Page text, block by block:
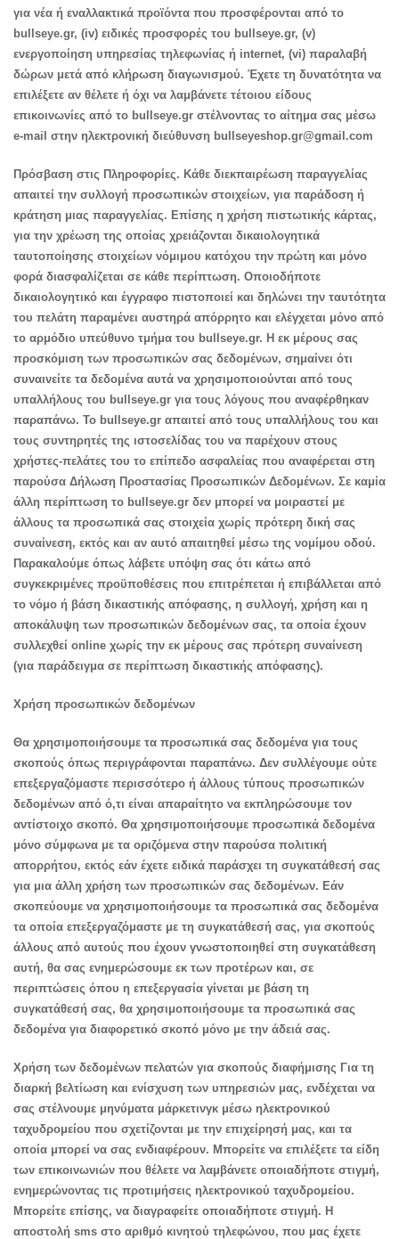
για νέα ή εναλλακτικά προϊόντα που προσφέρονται από το
bullseye.gr, (iv) ειδικές προσφορές του bullseye.gr, (v)
ενεργοποίηση υπηρεσίας τηλεφωνίας ή internet, (vi) παραλαβή
δώρων μετά από κλήρωση διαγωνισμού. Έχετε τη δυνατότητα να
επιλέξετε αν θέλετε ή όχι να λαμβάνετε τέτοιου είδους
επικοινωνίες από το bullseye.gr στέλνοντας το αίτημα σας μέσω
e-mail στην ηλεκτρονική διεύθυνση bullseyeshop.gr@gmail.com
Πρόσβαση στις Πληροφορίες. Κάθε διεκπαιρέωση παραγγελίας
απαιτεί την συλλογή προσωπικών στοιχείων, για παράδοση ή
κράτηση μιας παραγγελίας. Επίσης η χρήση πιστωτικής κάρτας,
για την χρέωση της οποίας χρειάζονται δικαιολογητικά
ταυτοποίησης στοιχείων νόμιμου κατόχου την πρώτη και μόνο
φορά διασφαλίζεται σε κάθε περίπτωση. Οποιοδήποτε
δικαιολογητικό και έγγραφο πιστοποιεί και δηλώνει την ταυτότητα
του πελάτη παραμένει αυστηρά απόρρητο και ελέγχεται μόνο από
το αρμόδιο υπεύθυνο τμήμα του bullseye.gr. Η εκ μέρους σας
προσκόμιση των προσωπικών σας δεδομένων, σημαίνει ότι
συναινείτε τα δεδομένα αυτά να χρησιμοποιούνται από τους
υπαλλήλους του bullseye.gr για τους λόγους που αναφέρθηκαν
παραπάνω. Το bullseye.gr απαιτεί από τους υπαλλήλους του και
τους συντηρητές της ιστοσελίδας του να παρέχουν στους
χρήστες-πελάτες του το επίπεδο ασφαλείας που αναφέρεται στη
παρούσα Δήλωση Προστασίας Προσωπικών Δεδομένων. Σε καμία
άλλη περίπτωση το bullseye.gr δεν μπορεί να μοιραστεί με
άλλους τα προσωπικά σας στοιχεία χωρίς πρότερη δική σας
συναίνεση, εκτός και αν αυτό απαιτηθεί μέσω της νομίμου οδού.
Παρακαλούμε όπως λάβετε υπόψη σας ότι κάτω από
συγκεκριμένες προϋποθέσεις που επιτρέπεται ή επιβάλλεται από
το νόμο ή βάση δικαστικής απόφασης, η συλλογή, χρήση και η
αποκάλυψη των προσωπικών δεδομένων σας, τα οποία έχουν
συλλεχθεί online χωρίς την εκ μέρους σας πρότερη συναίνεση
(για παράδειγμα σε περίπτωση δικαστικής απόφασης).
Χρήση προσωπικών δεδομένων
Θα χρησιμοποιήσουμε τα προσωπικά σας δεδομένα για τους
σκοπούς όπως περιγράφονται παραπάνω. Δεν συλλέγουμε ούτε
επεξεργαζόμαστε περισσότερο ή άλλους τύπους προσωπικών
δεδομένων από ό,τι είναι απαραίτητο να εκπληρώσουμε τον
αντίστοιχο σκοπό. Θα χρησιμοποιήσουμε προσωπικά δεδομένα
μόνο σύμφωνα με τα οριζόμενα στην παρούσα πολιτική
απορρήτου, εκτός εάν έχετε ειδικά παράσχει τη συγκατάθεσή σας
για μια άλλη χρήση των προσωπικών σας δεδομένων. Εάν
σκοπεύουμε να χρησιμοποιήσουμε τα προσωπικά σας δεδομένα
τα οποία επεξεργαζόμαστε με τη συγκατάθεσή σας, για σκοπούς
άλλους από αυτούς που έχουν γνωστοποιηθεί στη συγκατάθεση
αυτή, θα σας ενημερώσουμε εκ των προτέρων και, σε
περιπτώσεις όπου η επεξεργασία γίνεται με βάση τη
συγκατάθεσή σας, θα χρησιμοποιήσουμε τα προσωπικά σας
δεδομένα για διαφορετικό σκοπό μόνο με την άδειά σας.
Χρήση των δεδομένων πελατών για σκοπούς διαφήμισης Για τη
διαρκή βελτίωση και ενίσχυση των υπηρεσιών μας, ενδέχεται να
σας στέλνουμε μηνύματα μάρκετινγκ μέσω ηλεκτρονικού
ταχυδρομείου που σχετίζονται με την επιχείρησή μας, και τα
οποία μπορεί να σας ενδιαφέρουν. Μπορείτε να επιλέξετε τα είδη
των επικοινωνιών που θέλετε να λαμβάνετε οποιαδήποτε στιγμή,
ενημερώνοντας τις προτιμήσεις ηλεκτρονικού ταχυδρομείου.
Μπορείτε επίσης, να διαγραφείτε οποιαδήποτε στιγμή. Η
αποστολή sms στο αριθμό κινητού τηλεφώνου, που μας έχετε